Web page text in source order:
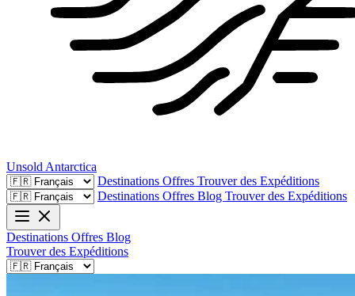
Unsold Antarctica
Destinations Offres Trouver des Expéditions
Destinations Offres Blog Trouver des Expéditions
Destinations Offres Blog
Trouver des Expéditions